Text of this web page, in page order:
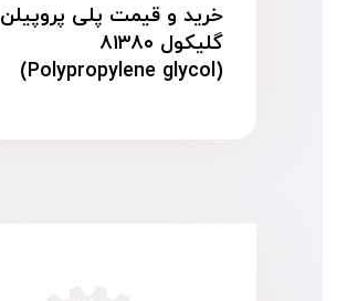
خرید و قیمت پلی پروپیلن
گلیکول ۸۱۳۸۰
(Polypropylene glycol)